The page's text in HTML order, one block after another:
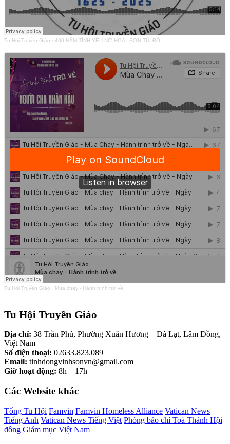
Tu Hội Truyền Giáo · 400 NĂM TÌNH YÊU NỞ HOA - SƠN TÚI ĐỎ
Tu Hội Truyền Giáo · Mùa chay - Hành trình trở về
Tu Hội Truyền Giáo
Địa chỉ: 38 Trần Phú, Phường Xuân Hương – Đà Lạt, Lâm Đồng,
Việt Nam
Số điện thoại: 02633.823.089
Email: tinhdongvinhsonvn@gmail.com
Giờ hoạt động: 8h – 17h
Các Website khác
Tổng Tu Hội Famvin Famvin Homeless Alliance Vatican News
Tiếng Anh Vatican News Tiếng Việt Phòng báo chí Toà Thánh Hội
đồng Giám mục Việt Nam